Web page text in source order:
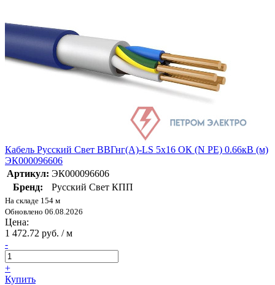
Кабель Русский Свет ВВГнг(А)-LS 5х16 ОК (N PE) 0.66кВ (м)
ЭК000096606
Артикул: ЭК000096606
Бренд:
Русский Свет КПП
На складе 154 м
Обновлено 06.08.2026
Цена:
1 472.72 руб. / м
-
+
Купить